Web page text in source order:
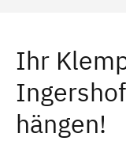
Ihr
hängen!